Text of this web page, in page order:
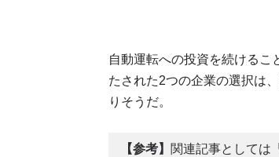
自動運転への投資を続けるこ
たされた2つの企業の選択は
りそうだ。
【参考】 関連記事としては「